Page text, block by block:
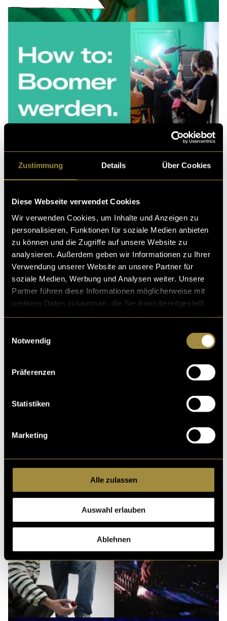
Zustimmung Details Über Cookies
Diese Webseite verwendet Cookies
Wir verwenden Cookies, um Inhalte und Anzeigen zu
personalisieren, Funktionen für soziale Medien anbieten
zu können und die Zugriffe auf unsere Website zu
analysieren. Außerdem geben wir Informationen zu Ihrer
Verwendung unserer Website an unsere Partner für
soziale Medien, Werbung und Analysen weiter. Unsere
Partner führen diese Informationen möglicherweise mit
weiteren Daten zusammen, die Sie ihnen bereitgestellt
Notwendig
Präferenzen
Statistiken
Marketing
Alle zulassen
Auswahl erlauben
Ablehnen